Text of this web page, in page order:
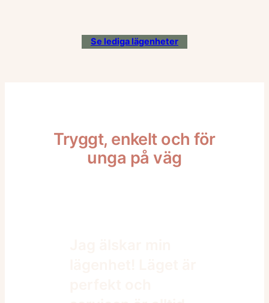
Se lediga lägenheter
Tryggt, enkelt och för
unga på väg